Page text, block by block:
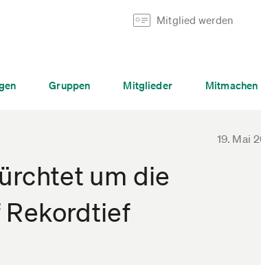
Mitglied werden
Gruppen Mitglieder Mitmachen
um die
Rekordtief
19. Mai